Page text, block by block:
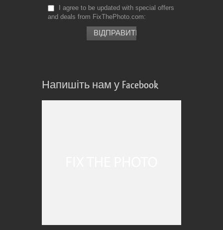
I agree to be updated with special offers
and deals from FixThePhoto.com
Напишіть нам у Facebook